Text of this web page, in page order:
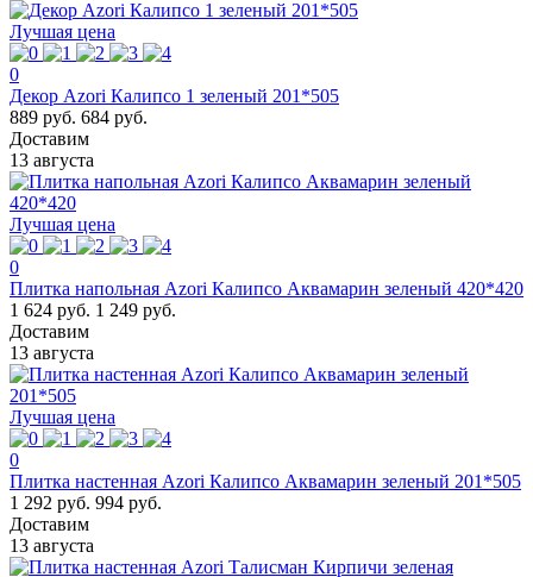
Лучшая цена
0
Декор Azori Калипсо 1 зеленый 201*505
889 руб. 684 руб.
Доставим
13 августа
Лучшая цена
0
Плитка напольная Azori Калипсо Аквамарин зеленый 420*420
1 624 руб. 1 249 руб.
Доставим
13 августа
Лучшая цена
0
Плитка настенная Azori Калипсо Аквамарин зеленый 201*505
1 292 руб. 994 руб.
Доставим
13 августа